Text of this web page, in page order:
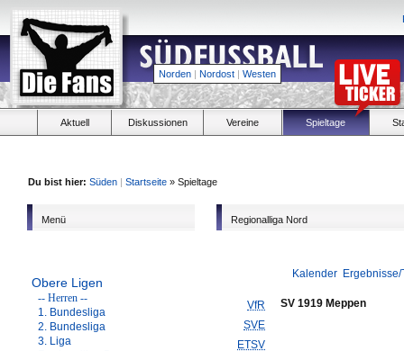
Norden | Nordost | Westen
Aktuell Diskussionen Vereine Spieltage
Du bist hier: Süden | Startseite » Spieltage
Menü
Obere Ligen
-- Herren --
1. Bundesliga
2. Bundesliga
3. Liga
Regionalliga Nord
Kalender
VfR
SVE
ETSV
SV 1919 Meppen